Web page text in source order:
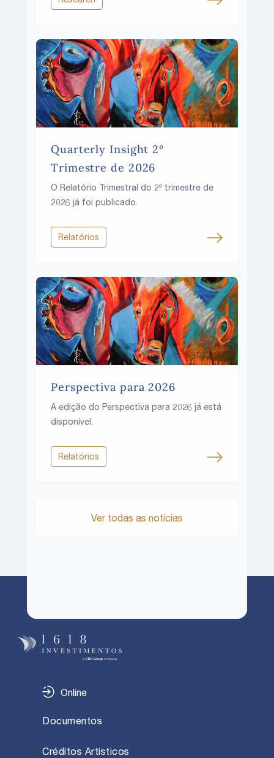
de taxas de juros mais altas, pressões
mais limitados?
Quarterly Insight 2º
Trimestre de 2026
O Relatório Trimestral do 2º trimestre de
2026 já foi publicado.
Relatórios
Perspectiva para 2026
A edição do Perspectiva para 2026 já está
disponível.
Relatórios
Ver todas as notícias
Online
Documentos
Créditos Artísticos